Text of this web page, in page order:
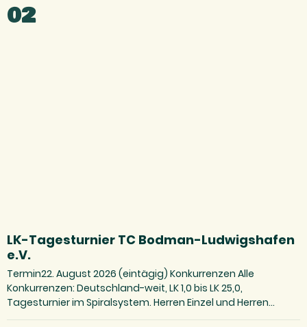
02
LK-Tagesturnier TC Bodman-Ludwigshafen
e.V.
Termin22. August 2026 (eintägig) Konkurrenzen Alle
Konkurrenzen: Deutschland-weit, LK 1,0 bis LK 25,0,
Tagesturnier im Spiralsystem. Herren Einzel und Herren…